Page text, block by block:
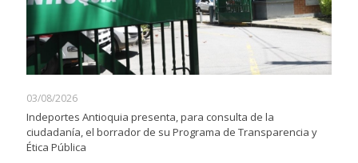
03/08/2026
Indeportes Antioquia presenta, para consulta de la
ciudadanía, el borrador de su Programa de Transparencia y
Ética Pública